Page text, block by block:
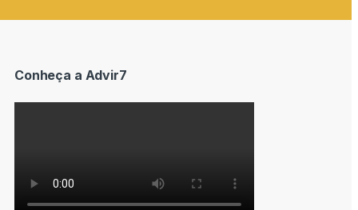
Conheça a Advir7